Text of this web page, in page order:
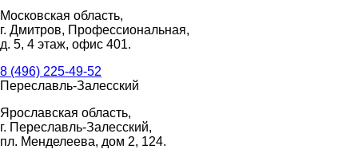
Московская область,
г. Дмитров, Профессиональная,
д. 5, 4 этаж, офис 401.
8 (496) 225-49-52
Переславль-Залесский
Ярославская область,
г. Переславль-Залесский,
пл. Менделеева, дом 2, 124.